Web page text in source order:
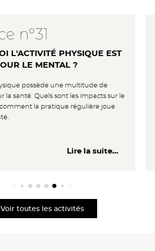
n°31
L'ACTIVITÉ PHYSIQUE EST
LE MENTAL ?
possède une multitude de
la santé. Quels sont les impacts sur le
la pratique régulière joue
Lire la suite...
Voir toutes les activités